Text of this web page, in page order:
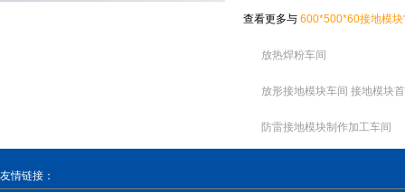
查看更多与 600*500*60接地模块
放热焊粉车间
放形接地模块车间 接地模块
防雷接地模块制作加工车间
友情链接：